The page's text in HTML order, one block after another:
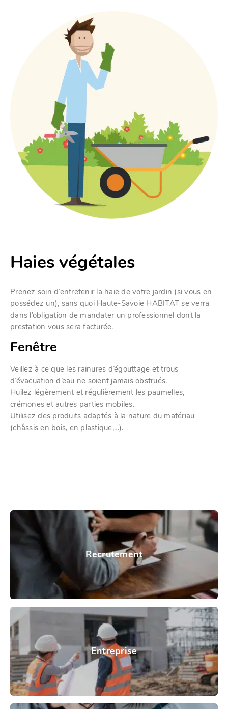
Haies végétales
Prenez soin d’entretenir la haie de votre jardin (si vous en
possédez un), sans quoi Haute-Savoie HABITAT se verra
dans l’obligation de mandater un professionnel dont la
prestation vous sera facturée.
Fenêtre
Veillez à ce que les rainures d’égouttage et trous
d’évacuation d’eau ne soient jamais obstrués.
Huilez légèrement et régulièrement les paumelles,
crémones et autres parties mobiles.
Utilisez des produits adaptés à la nature du matériau
(châssis en bois, en plastique,…).
Recrutement
Entreprise